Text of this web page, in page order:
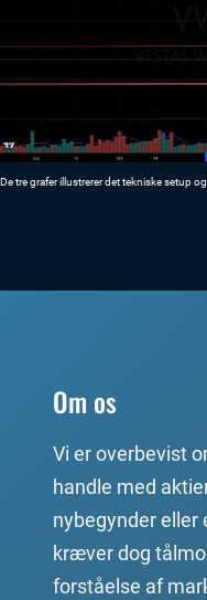
De tre grafer illustrerer det tekniske setup
Om os
Vi er overbevist
handle med
nybegynder eller
kræver dog
forståelse af